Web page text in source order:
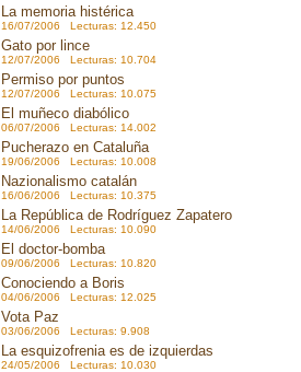
La memoria histérica
16/07/2006 Lecturas: 12.450
Gato por lince
12/07/2006 Lecturas: 10.704
Permiso por puntos
12/07/2006 Lecturas: 10.075
El muñeco diabólico
06/07/2006 Lecturas: 14.002
Pucherazo en Cataluña
19/06/2006 Lecturas: 10.008
Nazionalismo catalán
16/06/2006 Lecturas: 10.375
La República de Rodríguez Zapatero
14/06/2006 Lecturas: 10.090
El doctor-bomba
09/06/2006 Lecturas: 10.820
Conociendo a Boris
04/06/2006 Lecturas: 12.025
Vota Paz
03/06/2006 Lecturas: 9.908
La esquizofrenia es de izquierdas
24/05/2006 Lecturas: 10.030